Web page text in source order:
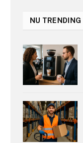
NU TRENDING